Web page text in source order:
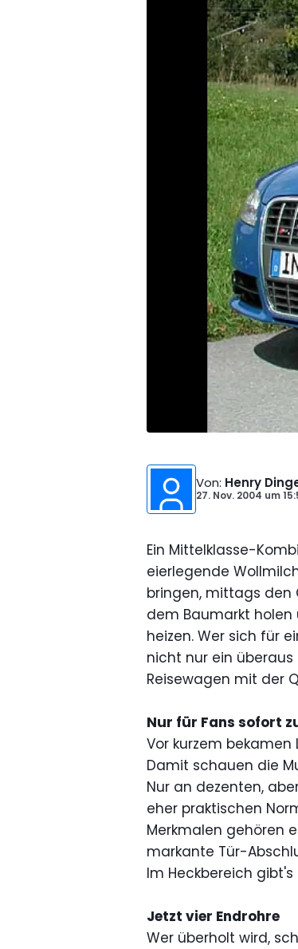
Von: Henry
27. Nov. 2004 um
Ein Mittelklasse-
eierlegende
bringen, mittags den
dem Baumarkt
heizen. Wer sich für
nicht nur ein
Reisewagen mit der
Nur für Fans sofort
Vor kurzem
Damit schauen die
Nur an dezenten,
eher praktischen
Merkmalen gehören
markante Tür-
Im Heckbereich
Jetzt vier Endrohre
Wer überholt wird,